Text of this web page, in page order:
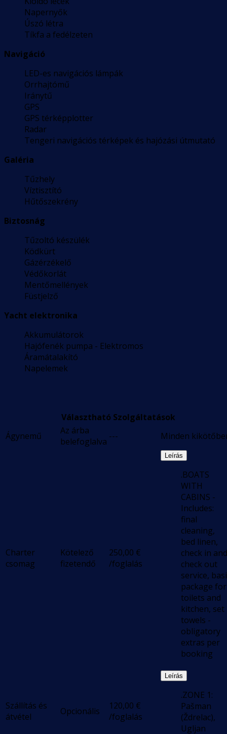
Napernyők
Úszó létra
Tíkfa a fedélzeten
Navigáció
LED-es navigációs lámpák
Orrhajtómű
Iránytű
GPS
GPS térképplotter
Radar
Tengeri navigációs térképek és hajózási útmutató
Galéria
Tűzhely
Víztisztító
Hűtőszekrény
Biztosnág
Tűzoltó készülék
Ködkürt
Gázérzékelő
Védőkorlát
Mentőmellények
Füstjelző
Yacht elektronika
Akkumulátorok
Hajófenék pumpa - Elektromos
Áramátalakító
Napelemek
Választható Szolgáltatások
Ágynemű
Az árba
belefoglalva --- Minden
Charter
csomag
Kötelező
fizetendő
250,00 €
/foglalás
Leírás
.BOATS
WITH
CABINS -
Includes:
final
cleaning,
bed linen,
check in and
check out
service,
package for
toilets and
kitchen, set
towels -
obligatory
extras per
booking
Szállítás és
átvétel
Opcionális 120,00 €
/foglalás
Leírás
.ZONE 1:
Pašman
(Ždrelac),
Ugljan